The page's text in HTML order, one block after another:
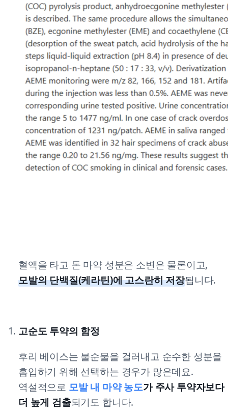
혈액을 타고 돈 마약 성분은 소변은 물론이고,
모발의 단백질(케라틴)에 고스란히 저장됩니다.
고순도 투약의 함정
후리 베이스는 불순물을 걸러내고 순수한 성분을
흡입하기 위해 선택하는 경우가 많은데요.
역설적으로 모발 내 마약 농도가 주사 투약자보다
더 높게 검출되기도 합니다.